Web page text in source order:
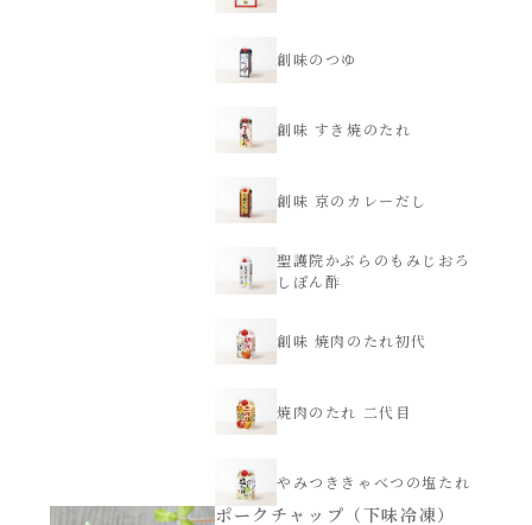
シャンタン粉末（シャンタンチーズニングを
含む）
創味のつゆ
創味 すき焼のたれ
創味 京のカレーだし
聖護院かぶらのもみじおろ
しぽん酢
創味 焼肉のたれ初代
焼肉のたれ 二代目
やみつききゃべつの塩たれ
ポークチャップ（下味冷凍）